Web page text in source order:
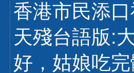
香港市民添
天殘台語版:
好，姑娘吃